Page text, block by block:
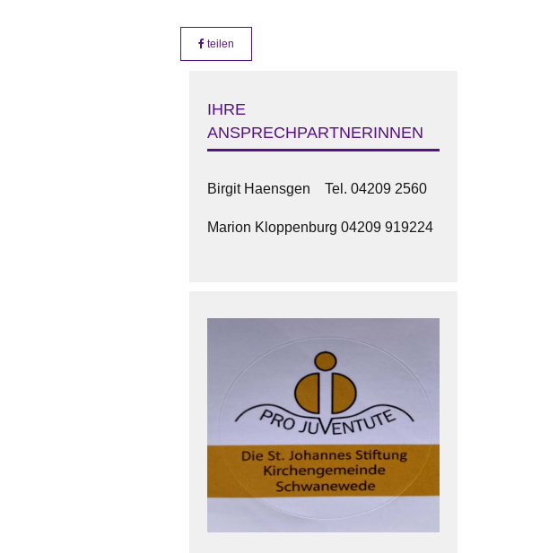
teilen
IHRE
ANSPRECHPARTNERINNEN
Birgit Haensgen Tel. 04209 2560
Marion Kloppenburg 04209 919224